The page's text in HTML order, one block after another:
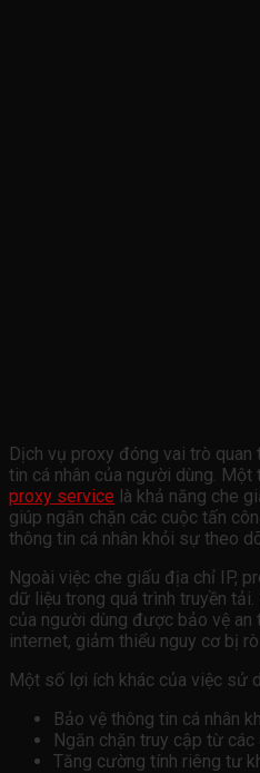
Dịch vụ proxy đóng vai trò
tin cá nhân của người dùng.
proxy service là khả năng che
giúp ngăn chặn các cuộc tấn
thông tin cá nhân khỏi sự theo
Ngoài việc che giấu địa chỉ IP,
dữ liệu trong quá trình truyền
của người dùng được bảo vệ an
internet, giảm thiểu nguy cơ bị
Một số lợi ích khác của việc sử
Bảo vệ thông tin cá nhân
Ngăn chặn truy cập từ
Tăng cường tính riêng tư